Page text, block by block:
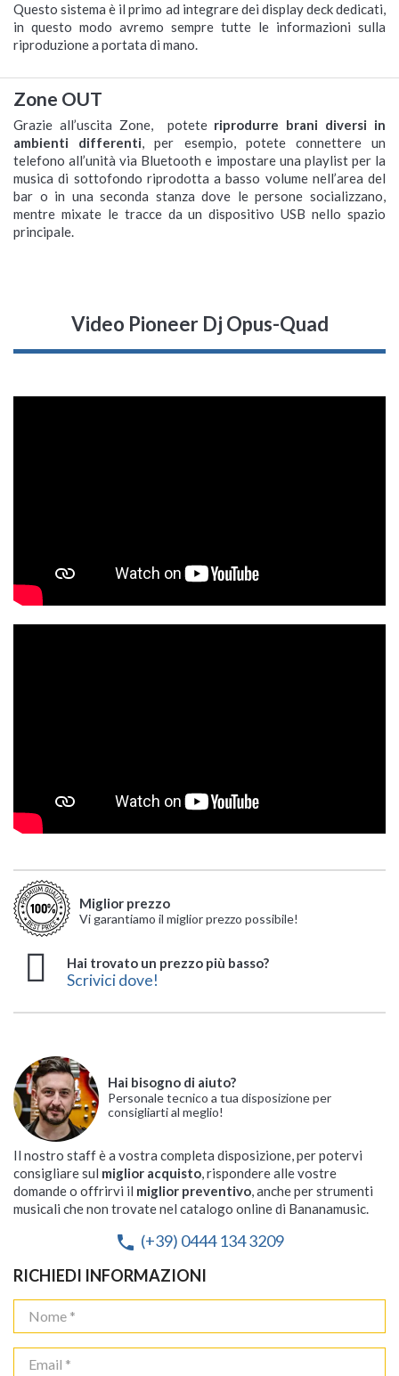
Questo sistema è il primo ad integrare dei display deck dedicati,
in questo modo avremo sempre tutte le informazioni sulla
riproduzione a portata di mano.
Zone OUT
Grazie all’uscita Zone, poteteriprodurre brani diversi in
ambienti differenti, per esempio, potete connettere un
telefono all’unità via Bluetooth e impostare una playlist per la
musica di sottofondo riprodotta a basso volume nell’area del
bar o in una seconda stanza dove le persone socializzano,
mentre mixate le tracce da un dispositivo USB nello spazio
principale.
Video Pioneer Dj Opus-Quad
Miglior prezzo
Vi garantiamo il miglior prezzo possibile!
Hai trovato un prezzo più basso?
Scrivici dove!
Hai bisogno di aiuto?
Personale tecnico a tua disposizione per
consigliarti al meglio!
Il nostro staff è a vostra completa disposizione, per potervi
consigliare sul miglior acquisto, rispondere alle vostre
domande o offrirvi il miglior preventivo, anche per strumenti
musicali che non trovate nel catalogo online di Bananamusic.
phone (+39) 0444 134 3209
RICHIEDI INFORMAZIONI